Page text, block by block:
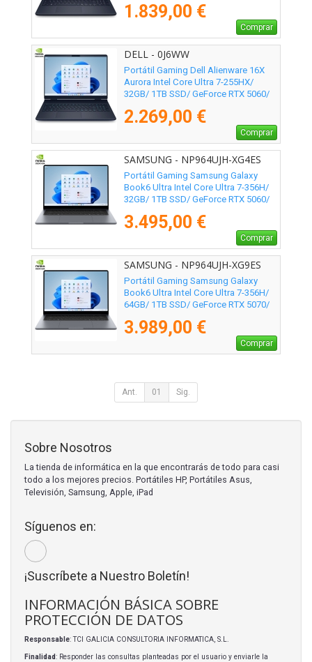
1.839,00 €
Comprar
DELL - 0J6WW
Portátil Gaming Dell Alienware 16X
Aurora Intel Core Ultra 7-255HX/
32GB/ 1TB SSD/ GeForce RTX 5060/
2.269,00 €
Comprar
SAMSUNG - NP964UJH-XG4ES
Portátil Gaming Samsung Galaxy
Book6 Ultra Intel Core Ultra 7-356H/
32GB/ 1TB SSD/ GeForce RTX 5060/
3.495,00 €
Comprar
SAMSUNG - NP964UJH-XG9ES
Portátil Gaming Samsung Galaxy
Book6 Ultra Intel Core Ultra 7-356H/
64GB/ 1TB SSD/ GeForce RTX 5070/
3.989,00 €
Comprar
Ant. 01 Sig.
Sobre Nosotros
La tienda de informática en la que encontrarás de todo para casi
todo a los mejores precios. Portátiles HP, Portátiles Asus,
Televisión, Samsung, Apple, iPad
Síguenos en:
¡Suscríbete a Nuestro Boletín!
INFORMACIÓN BÁSICA SOBRE
PROTECCIÓN DE DATOS
Responsable: TCI GALICIA CONSULTORIA INFORMATICA, S.L.
Finalidad: Responder las consultas planteadas por el usuario y enviarle la